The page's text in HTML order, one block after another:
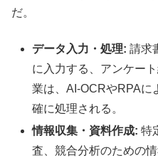
だ。
データ入力・処理: 請求
に入力する、アンケー
業は、AI-OCRやRPAに
確に処理される。
情報収集・資料作成: 特
査、競合分析のための